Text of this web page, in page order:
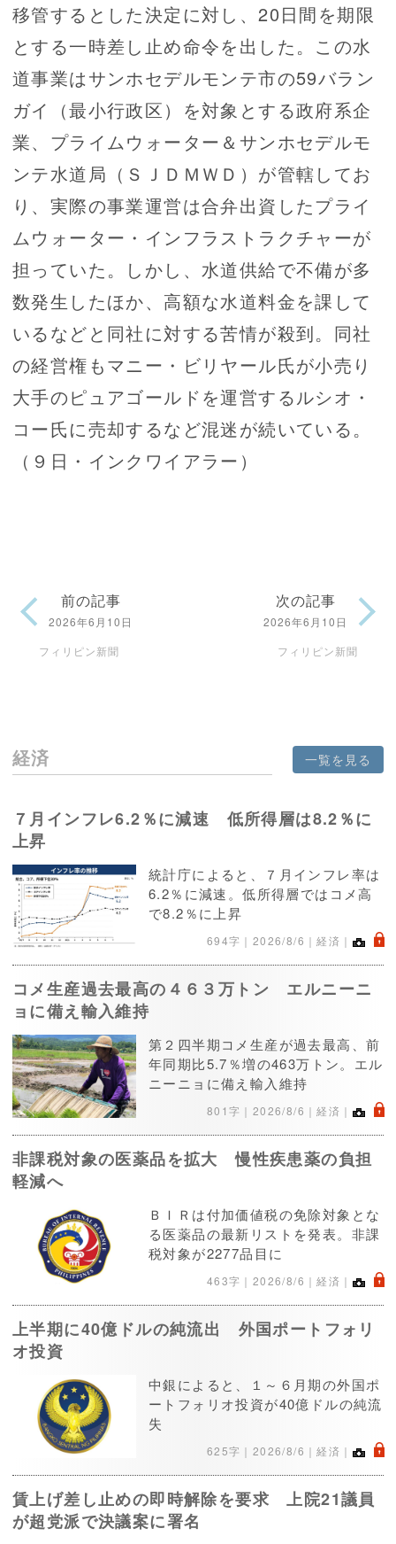
移管するとした決定に対し、20日間を期限
とする一時差し止め命令を出した。この水
道事業はサンホセデルモンテ市の59バラン
ガイ（最小行政区）を対象とする政府系企
業、プライムウォーター＆サンホセデルモ
ンテ水道局（ＳＪＤＭＷＤ）が管轄してお
り、実際の事業運営は合弁出資したプライ
ムウォーター・インフラストラクチャーが
担っていた。しかし、水道供給で不備が多
数発生したほか、高額な水道料金を課して
いるなどと同社に対する苦情が殺到。同社
の経営権もマニー・ビリヤール氏が小売り
大手のピュアゴールドを運営するルシオ・
コー氏に売却するなど混迷が続いている。
（９日・インクワイアラー）
前の記事
2026年6月10日
フィリピン新聞
次の記事
2026年6月10日
フィリピン新聞
経済 一覧を見る
７月インフレ6.2％に減速 低所得層は8.2％に
上昇
統計庁によると、７月インフレ率は
6.2％に減速。低所得層ではコメ高
で8.2％に上昇
694字｜ 2026/8/6 ｜経済｜ .
コメ生産過去最高の４６３万トン エルニーニ
ョに備え輸入維持
第２四半期コメ生産が過去最高、前
年同期比5.7％増の463万トン。エル
ニーニョに備え輸入維持
801字｜ 2026/8/6 ｜経済｜ .
非課税対象の医薬品を拡大 慢性疾患薬の負担
軽減へ
ＢＩＲは付加価値税の免除対象とな
る医薬品の最新リストを発表。非課
税対象が2277品目に
463字｜ 2026/8/6 ｜経済｜ .
上半期に40億ドルの純流出 外国ポートフォリ
オ投資
中銀によると、１～６月期の外国ポ
ートフォリオ投資が40億ドルの純流
失
625字｜ 2026/8/6 ｜経済｜ .
賃上げ差し止めの即時解除を要求 上院21議員
が超党派で決議案に署名